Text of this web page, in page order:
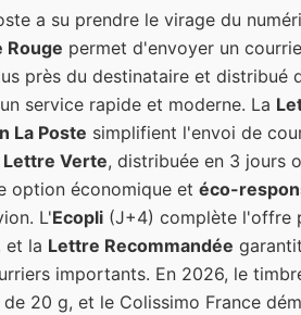
a su prendre le virage du
permet d'envoyer un
près du destinataire et distribué
service rapide et moderne. La
La Poste simplifient l'envoi de
Lettre Verte, distribuée en 3 jours
option économique et éco-
L'Ecopli (J+4) complète l'offre
et la Lettre Recommandée
importants. En 2026, le
20 g, et le Colissimo France